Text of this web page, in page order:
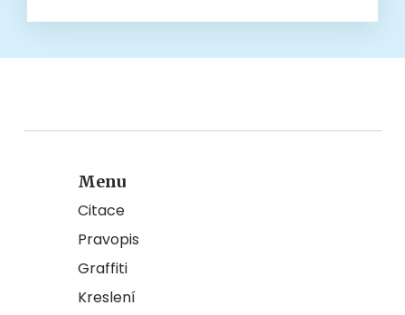
Menu
Citace
Pravopis
Graffiti
Kreslení